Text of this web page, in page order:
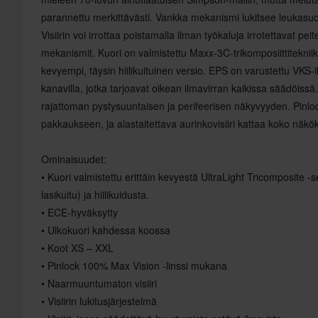
parannettu merkittävästi. Vankka mekanismi lukitsee
Visiirin voi irrottaa poistamalla ilman työkaluja irrotettavat
mekanismit. Kuori on valmistettu Maxx‐3C-
kevyempi, täysin hiilikuituinen versio. EPS on varustettu
kanavilla, jotka tarjoavat oikean ilmavirran kaikissa
rajattoman pystysuuntaisen ja perifeerisen näkyvyyden.
pakkaukseen, ja alastaitettava aurinkovisiiri kattaa koko
Ominaisuudet:
• Kuori valmistettu erittäin kevyestä UltraLight Tricomposite -
lasikuitu) ja hiilikuidusta.
• ECE-hyväksytty
• Ulkokuori kahdessa koossa
• Koot XS – XXL
• Pinlock 100% Max Vision -linssi mukana
• Naarmuuntumaton visiiri
• Visiirin lukitusjärjestelmä